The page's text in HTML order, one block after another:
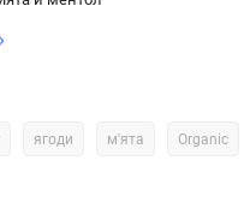
ягоди м'ята Organic